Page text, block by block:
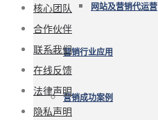
网站及营销代运营
营销行业应用
营销成功案例
核心团队
合作伙伴
联系我们
在线反馈
法律声明
隐私声明